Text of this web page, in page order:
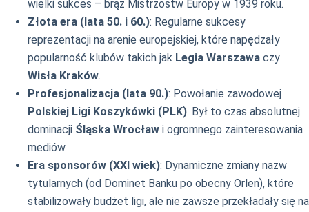
wielki sukces – brąz Mistrzostw Europy w 1939 roku.
Złota era (lata 50. i 60.): Regularne sukcesy
reprezentacji na arenie europejskiej, które napędzały
popularność klubów takich jak Legia Warszawa czy
Wisła Kraków.
Profesjonalizacja (lata 90.): Powołanie zawodowej
Polskiej Ligi Koszykówki (PLK). Był to czas absolutnej
dominacji Śląska Wrocław i ogromnego zainteresowania
mediów.
Era sponsorów (XXI wiek): Dynamiczne zmiany nazw
tytularnych (od Dominet Banku po obecny Orlen), które
stabilizowały budżet ligi, ale nie zawsze przekładały się na